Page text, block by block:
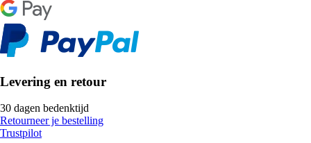
Levering en retour
30 dagen bedenktijd
Retourneer je bestelling
Trustpilot